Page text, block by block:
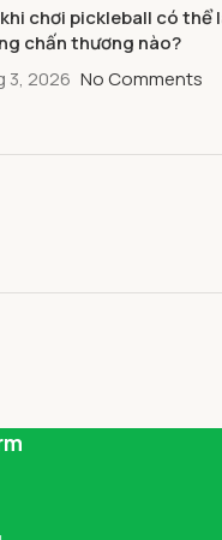
chơi pickleball có thể
chấn thương nào?
3, 2026 No Comments